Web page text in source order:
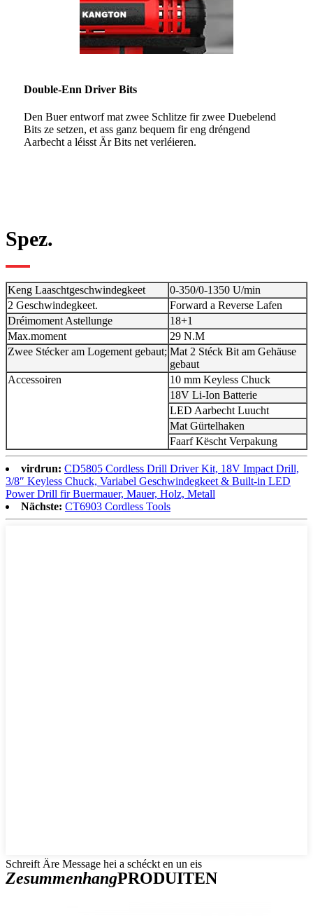
Double-Enn Driver Bits
Den Buer entworf mat zwee Schlitze fir zwee Duebelend
Bits ze setzen, et ass ganz bequem fir eng dréngend
Aarbecht a léisst Är Bits net verléieren.
Spez.
Keng Laaschtgeschwindegkeet
0-350/0-1350 U/min
2 Geschwindegkeet.
Forward a Reverse Lafen
Dréimoment Astellunge
18+1
Max.moment
29 N.M
Zwee Stécker am Logement gebaut; Mat 2 Stéck Bit am Gehäuse
gebaut
Accessoiren
10 mm Keyless Chuck
18V Li-Ion Batterie
LED Aarbecht Luucht
Mat Gürtelhaken
Faarf Këscht Verpakung
virdrun: CD5805 Cordless Drill Driver Kit, 18V Impact Drill,
3/8″ Keyless Chuck, Variabel Geschwindegkeet & Built-in LED
Power Drill fir Buermauer, Mauer, Holz, Metall
Nächste: CT6903 Cordless Tools
Schreift Äre Message hei a schéckt en un eis
ZesummenhangPRODUITEN